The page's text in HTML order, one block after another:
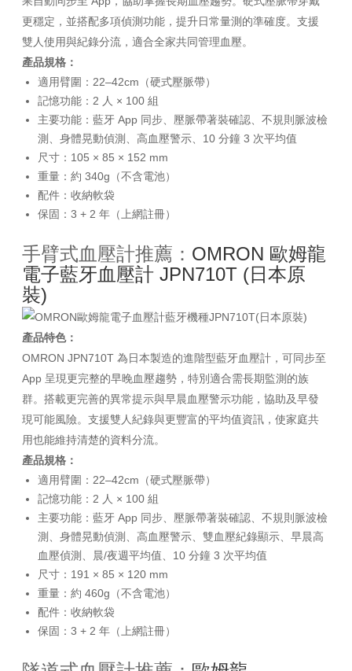
更穩定，並搭配多項偵測功能，提升日常量測的準確度。支援
雙人使用與紀錄分流，適合全家共同管理血壓。
產品規格：
適用臂圍：22–42cm（硬式壓脈帶）
記憶功能：2 人 × 100 組
主要功能：藍牙 App 同步、壓脈帶著裝確認、不規則脈波檢
測、身體晃動偵測、高血壓警示、10 分鐘 3 次平均值
尺寸：105 × 85 × 152 mm
重量：約 340g（不含電池）
配件：收納軟袋
保固：3 + 2 年（上網註冊）
手臂式血壓計推薦： OMRON 歐姆龍
電子藍牙血壓計 JPN710T (日本原
裝)
產品特色：
OMRON JPN710T 為日本製造的進階型藍牙血壓計，可同步至
App 呈現更完整的早晚血壓趨勢，特別適合需長期監測的族
群。搭載更完善的異常提示與早晨血壓警示功能，協助及早發
現可能風險。支援雙人紀錄與更豐富的平均值資訊，使家庭共
用也能維持清楚的資料分流。
產品規格：
適用臂圍：22–42cm（硬式壓脈帶）
記憶功能：2 人 × 100 組
主要功能：藍牙 App 同步、壓脈帶著裝確認、不規則脈波檢
測、身體晃動偵測、高血壓警示、雙血壓紀錄顯示、早晨高
血壓偵測、晨/夜週平均值、10 分鐘 3 次平均值
尺寸：191 × 85 × 120 mm
重量：約 460g（不含電池）
配件：收納軟袋
保固：3 + 2 年（上網註冊）